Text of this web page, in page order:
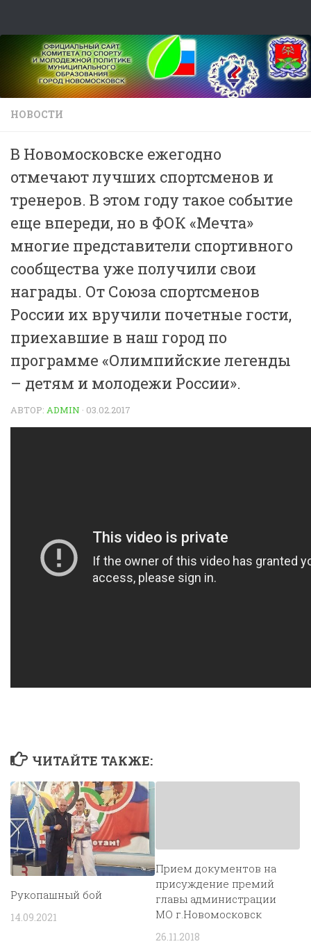
НОВОСТИ
В Новомосковске ежегодно
отмечают лучших спортсменов и
тренеров. В этом году такое событие
еще впереди, но в ФОК «Мечта»
многие представители спортивного
сообщества уже получили свои
награды. От Союза спортсменов
России их вручили почетные гости,
приехавшие в наш город по
программе «Олимпийские легенды
– детям и молодежи России».
АВТОР: ADMIN · 03.02.2017
ЧИТАЙТЕ ТАКЖЕ:
Рукопашный бой
14.09.2021
Прием документов на
присуждение премий
главы администрации
МО г.Новомосковск
26.11.2018